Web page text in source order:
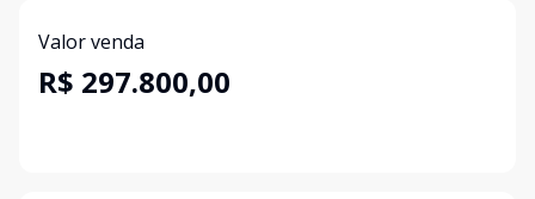
Valor venda
R$ 297.800,00